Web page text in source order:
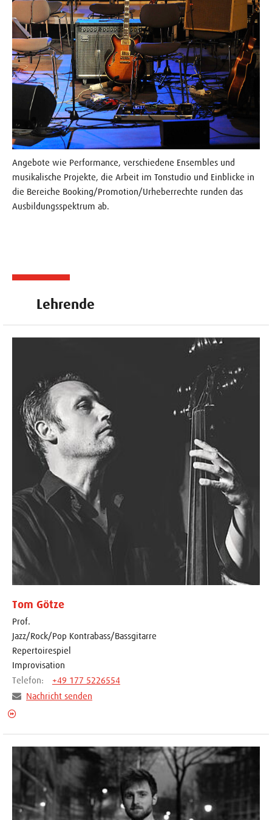
Angebote wie Performance, verschiedene Ensembles und
musikalische Projekte, die Arbeit im Tonstudio und Einblicke in
die Bereiche Booking/Promotion/Urheberrechte runden das
Ausbildungsspektrum ab.
Lehrende
Tom Götze
Prof.
Jazz/Rock/Pop Kontrabass/Bassgitarre
Repertoirespiel
Improvisation
Telefon:
+49 177 5226554
Nachricht senden